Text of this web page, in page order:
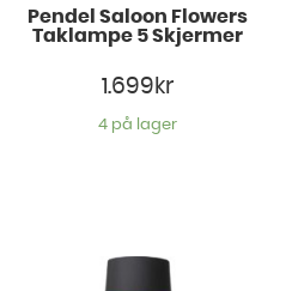
Pendel Saloon Flowers
Taklampe 5 Skjermer
1.699 kr
4 på lager